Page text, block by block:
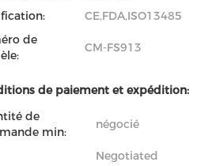
CE,FDA,ISO13485
de
CM-FS913
de paiement et expédition:
de
min:
négocié
Negotiated